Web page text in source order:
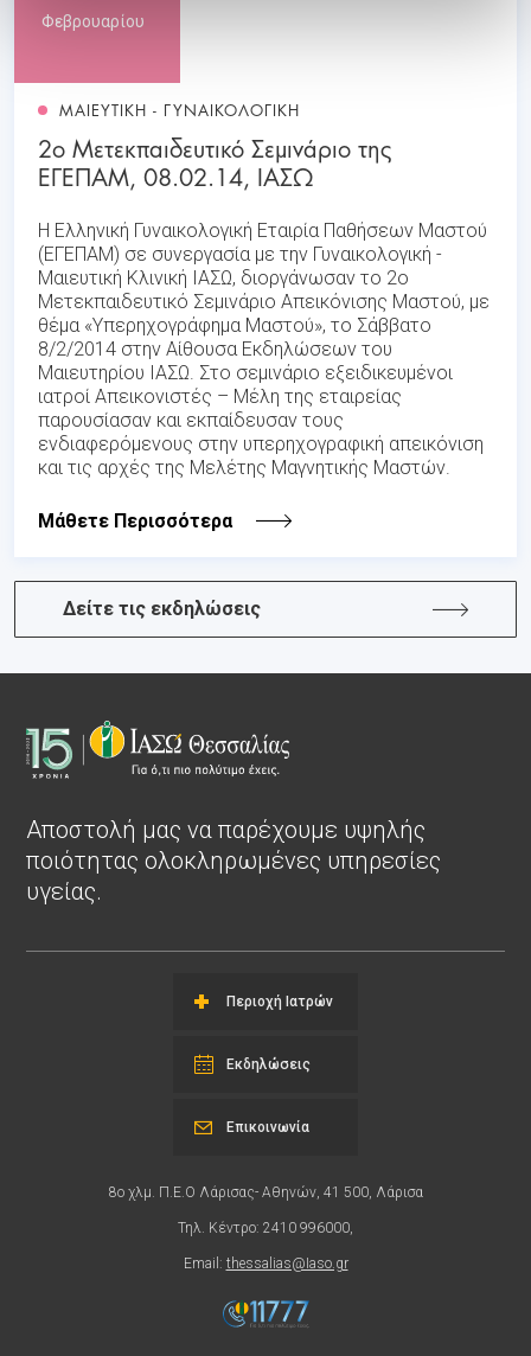
Φεβρουαρίου
ΜΑΙΕΥΤΙΚΗ - ΓΥΝΑΙΚΟΛΟΓΙΚΗ
2ο Μετεκπαιδευτικό Σεμινάριο της
ΕΓΕΠΑΜ, 08.02.14, ΙΑΣΩ
Η Ελληνική Γυναικολογική Εταιρία Παθήσεων Μαστού
(ΕΓΕΠΑΜ) σε συνεργασία με την Γυναικολογική -
Μαιευτική Κλινική ΙΑΣΩ, διοργάνωσαν το 2ο
Μετεκπαιδευτικό Σεμινάριο Απεικόνισης Μαστού, με
θέμα «Υπερηχογράφημα Μαστού», το Σάββατο
8/2/2014 στην Αίθουσα Εκδηλώσεων του
Μαιευτηρίου ΙΑΣΩ. Στο σεμινάριο εξειδικευμένοι
ιατροί Απεικονιστές – Μέλη της εταιρείας
παρουσίασαν και εκπαίδευσαν τους
ενδιαφερόμενους στην υπερηχογραφική απεικόνιση
και τις αρχές της Μελέτης Μαγνητικής Μαστών.
Μάθετε Περισσότερα
Δείτε τις εκδηλώσεις
Αποστολή μας να παρέχουμε υψηλής
ποιότητας ολοκληρωμένες υπηρεσίες
υγείας.
Περιοχή Ιατρών
Εκδηλώσεις
8ο χλμ. Π.Ε.Ο Λάρισας- Αθηνών, 41 500, Λάρισα
Τηλ. Κέντρο: 2410 996000,
Email: thessalias@Iaso.gr
Επικοινωνία